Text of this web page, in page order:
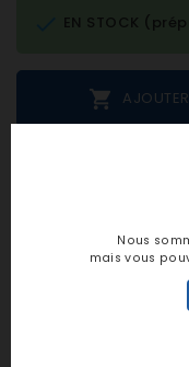

EN STOCK
personne n'a encore
Nous
mais vous